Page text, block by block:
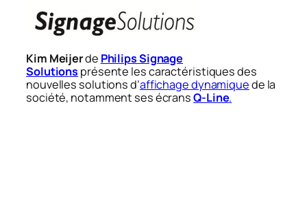
Kim Meijerde Philips Signage
Solutionsprésente les caractéristiques des
nouvelles solutions d’affichage dynamiquede la
société, notamment ses écransQ-Line.